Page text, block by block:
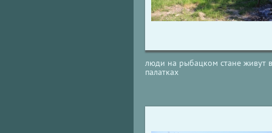
люди на рыбацком стане живут в
палатках